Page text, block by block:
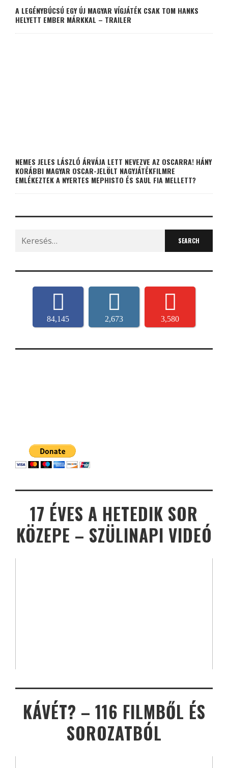
A LEGÉNYBÚCSÚ EGY ÚJ MAGYAR VÍGJÁTÉK CSAK TOM HANKS
HELYETT EMBER MÁRKKAL – TRAILER
NEMES JELES LÁSZLÓ ÁRVÁJA LETT NEVEZVE AZ OSCARRA! HÁNY
KORÁBBI MAGYAR OSCAR-JELÖLT NAGYJÁTÉKFILMRE
EMLÉKEZTEK A NYERTES MEPHISTO ÉS SAUL FIA MELLETT?
Search
for:
84,145 2,673 3,580
17 ÉVES A HETEDIK SOR
KÖZEPE – SZÜLINAPI VIDEÓ
KÁVÉT? – 116 FILMBŐL ÉS
SOROZATBÓL